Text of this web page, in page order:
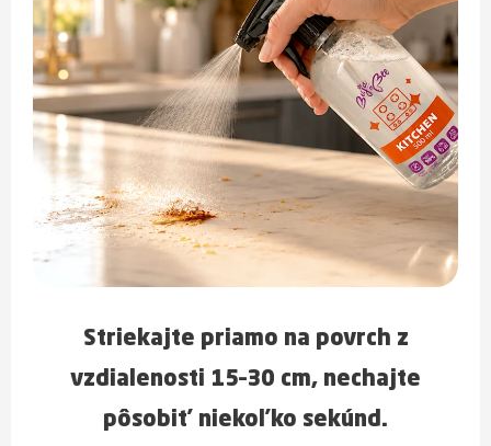
Striekajte priamo na povrch z
vzdialenosti 15–30 cm, nechajte
pôsobiť niekoľko sekúnd.